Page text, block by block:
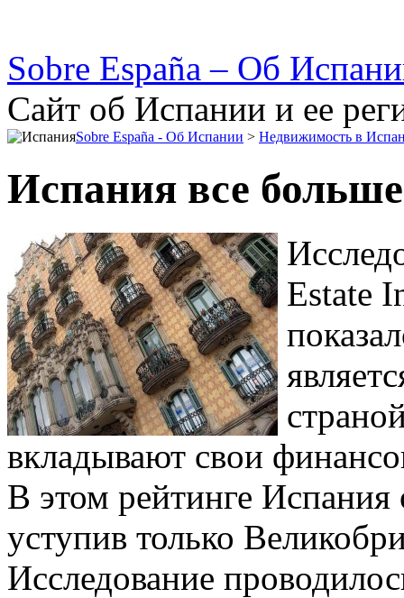
Sobre España – Об
Сайт об Испании и ее
Sobre España - Об Испании > Недвижимость в
Испания все
Estate
вкладывают свои
В этом рейтинге Испания
уступив только
Исследование